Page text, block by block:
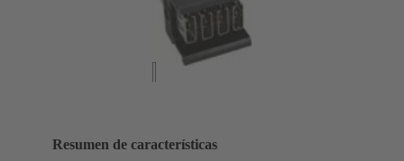
Resumen de características